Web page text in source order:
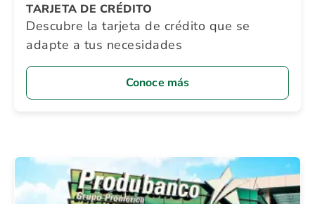
TARJETA DE CRÉDITO
Descubre la tarjeta de crédito que se
adapte a tus necesidades
Conoce más